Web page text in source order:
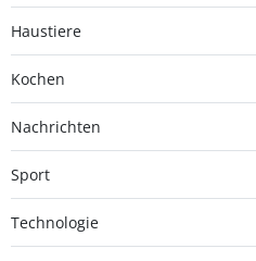
Haustiere
Kochen
Nachrichten
Sport
Technologie